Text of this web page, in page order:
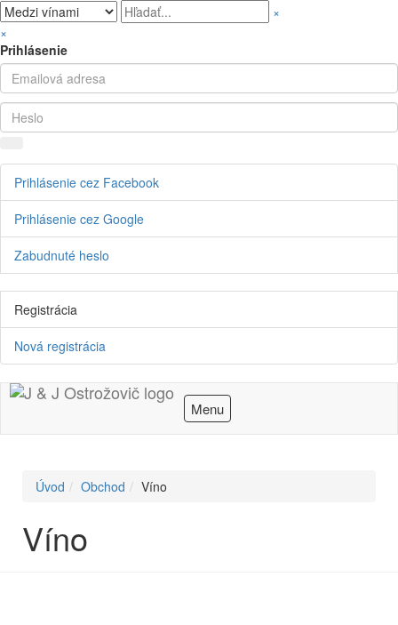
×
×
Prihlásenie
Prihlásenie cez Facebook
Prihlásenie cez Google
Zabudnuté heslo
Registrácia
Nová registrácia
Menu
Úvod Obchod Víno
Víno